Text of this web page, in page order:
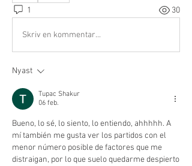
1 30
Skriv en kommentar...
Nyast
Tupac Shakur
06 feb.
Bueno, lo sé, lo siento, lo entiendo, ahhhhh. A
mí también me gusta ver los partidos con el
menor número posible de factores que me
distraigan, por lo que suelo quedarme despierto